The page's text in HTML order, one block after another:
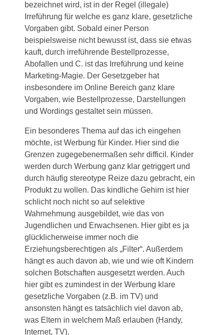
bezeichnet wird, ist in der Regel (illegale)
Irreführung für welche es ganz klare, gesetzliche
Vorgaben gibt. Sobald einer Person
beispielsweise nicht bewusst ist, dass sie etwas
kauft, durch irreführende Bestellprozesse,
Abofallen und C. ist das Irreführung und keine
Marketing-Magie. Der Gesetzgeber hat
insbesondere im Online Bereich ganz klare
Vorgaben, wie Bestellprozesse, Darstellungen
und Wordings gestaltet sein müssen.
Ein besonderes Thema auf das ich eingehen
möchte, ist Werbung für Kinder. Hier sind die
Grenzen zugegebenermaßen sehr difficil. Kinder
werden durch Werbung ganz klar getriggert und
durch häufig stereotype Reize dazu gebracht, ein
Produkt zu wollen. Das kindliche Gehirn ist hier
schlicht noch nicht so auf selektive
Wahrnehmung ausgebildet, wie das von
Jugendlichen und Erwachsenen. Hier gibt es ja
glücklicherweise immer noch die
Erziehungsberechtigen als „Filter“. Außerdem
hängt es auch davon ab, wie und wie oft Kindern
solchen Botschaften ausgesetzt werden. Auch
hier gibt es zumindest in der Werbung klare
gesetzliche Vorgaben (z.B. im TV) und
ansonsten hängt es tatsächlich viel davon ab,
was Eltern in welchem Maß erlauben (Handy,
Internet, TV).